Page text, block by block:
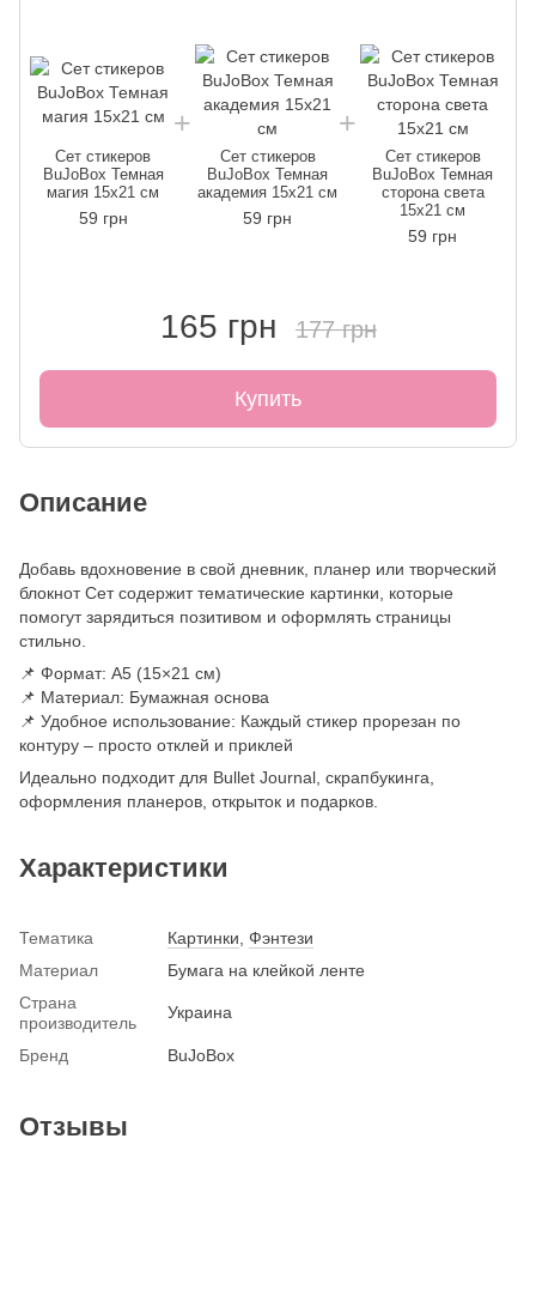
Сет стикеров
BuJoBox Темная
магия 15х21 см
59 грн
Сет стикеров
BuJoBox Темная
академия 15х21 см
59 грн
Сет стикеров
BuJoBox Темная
сторона света
15х21 см
59 грн
165 грн 177 грн
Купить
Описание
Добавь вдохновение в свой дневник, планер или творческий
блокнот Сет содержит тематические картинки, которые
помогут зарядиться позитивом и оформлять страницы
стильно.
📌 Формат: А5 (15×21 см)
📌 Материал: Бумажная основа
📌 Удобное использование: Каждый стикер прорезан по
контуру – просто отклей и приклей
Идеально подходит для Bullet Journal, скрапбукинга,
оформления планеров, открыток и подарков.
Характеристики
Тематика Картинки Фэнтези
Материал
Бумага на клейкой ленте
Страна
производитель
Украина
Бренд BuJoBox
Отзывы